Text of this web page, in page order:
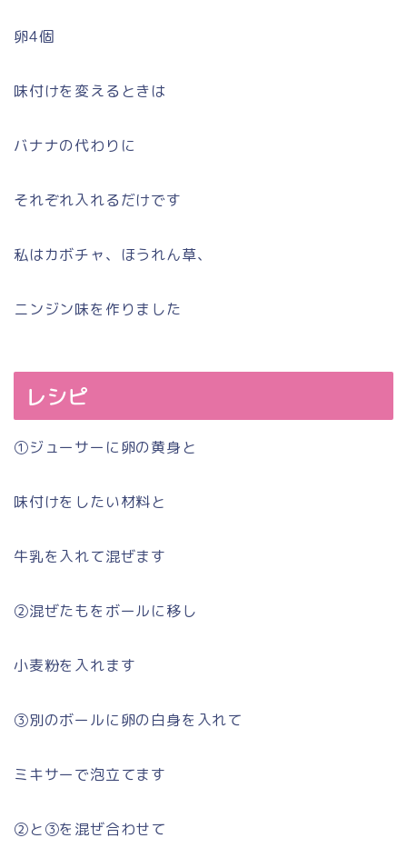
卵4個
味付けを変えるときは
バナナの代わりに
それぞれ入れるだけです
私はカボチャ、ほうれん草、
ニンジン味を作りました
レシピ
①ジューサーに卵の黄身と
味付けをしたい材料と
牛乳を入れて混ぜます
②混ぜたもをボールに移し
小麦粉を入れます
③別のボールに卵の白身を入れて
ミキサーで泡立てます
②と③を混ぜ合わせて